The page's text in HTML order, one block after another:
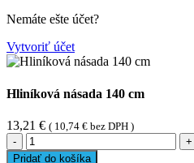
Nemáte ešte účet?
Vytvoriť účet
Hliníková násada 140 cm
13,21 € ( 10,74 € bez DPH )
množstvo
Hliníková
Pridať do košíka